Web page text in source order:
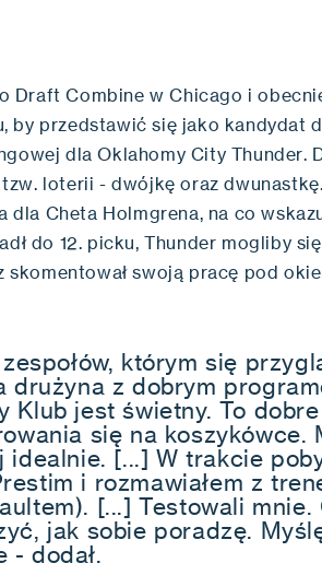
Draft Combine w Chicago i
by przedstawić się jako kandydat
dla Oklahomy City Thunder.
loterii - dwójkę oraz
dla Cheta Holmgrena, na co
do 12. picku, Thunder mogliby
skomentował swoją pracę pod
którym się
drużyna z dobrym
Klub jest świetny. To
się na koszykówce.
idealnie. [...] W trakcie
i rozmawiałem z
[...] Testowali mnie.
jak sobie poradzę.
- dodał.